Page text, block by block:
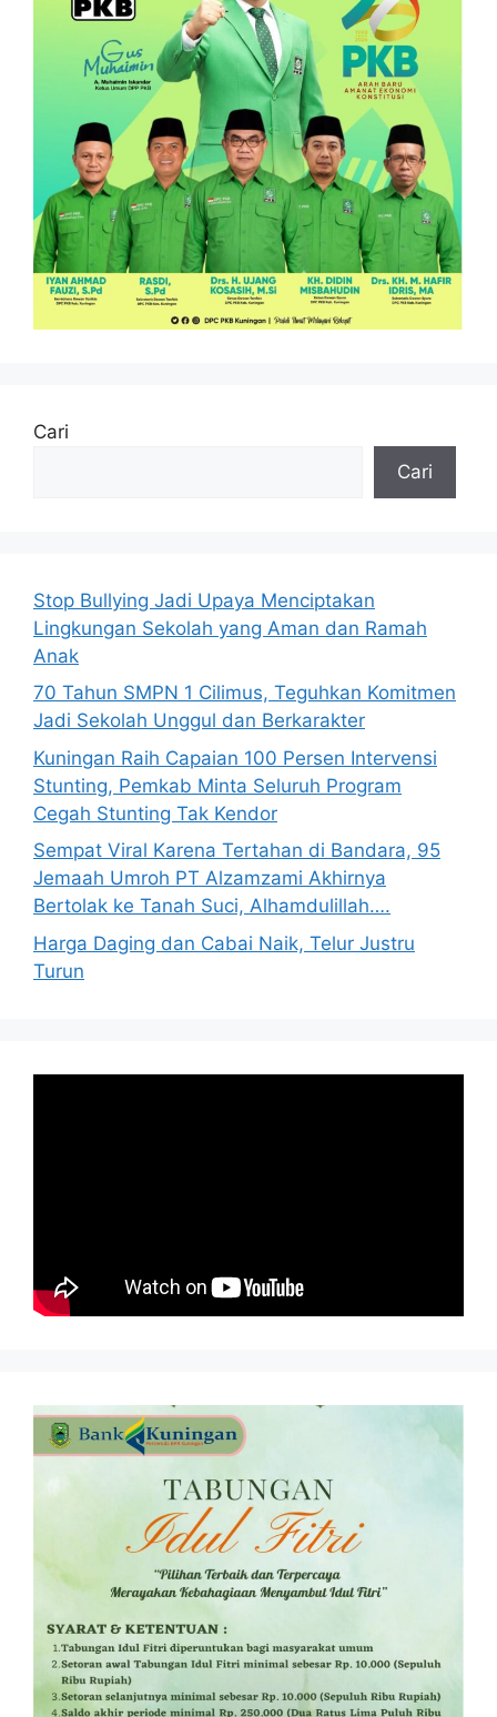
Cari
Cari
Stop Bullying Jadi Upaya Menciptakan
Lingkungan Sekolah yang Aman dan Ramah
Anak
70 Tahun SMPN 1 Cilimus, Teguhkan Komitmen
Jadi Sekolah Unggul dan Berkarakter
Kuningan Raih Capaian 100 Persen Intervensi
Stunting, Pemkab Minta Seluruh Program
Cegah Stunting Tak Kendor
Sempat Viral Karena Tertahan di Bandara, 95
Jemaah Umroh PT Alzamzami Akhirnya
Bertolak ke Tanah Suci, Alhamdulillah….
Harga Daging dan Cabai Naik, Telur Justru
Turun